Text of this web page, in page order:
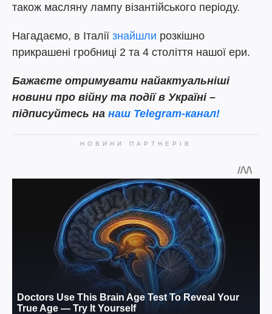
також масляну лампу візантійського періоду.
Нагадаємо, в Італії знайшли розкішно
прикрашені гробниці 2 та 4 століття нашої ери.
Бажаєте отримувати найактуальніші
новини про війну та події в Україні –
підписуйтесь на наш Telegram-канал!